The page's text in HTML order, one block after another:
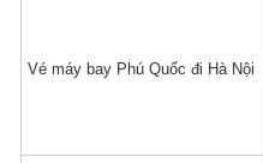
Vé máy bay Phú Quốc đi Hà Nội